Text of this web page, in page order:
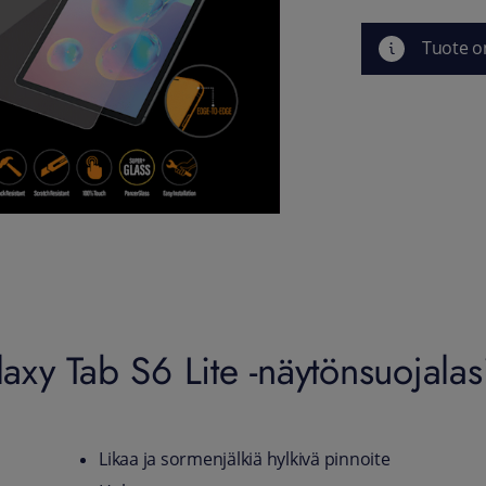
Tuote
Tab S6 Lite -
Likaa ja sormenjälkiä hylkivä pinnoite